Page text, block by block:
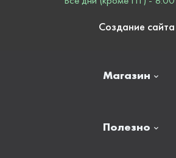
Магазин
Полезно
Создание сайта